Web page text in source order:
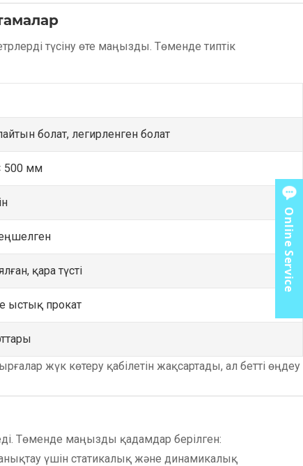
түсіну өте маңызды. Төменде типтік
болат, легирленген болат
500 мм
қара түсті
ыстық прокат
жүк көтеру қабілетін жақсартады, ал бетті өңдеу
Төменде маңызды қадамдар берілген:
үшін статикалық және динамикалық
Online Service